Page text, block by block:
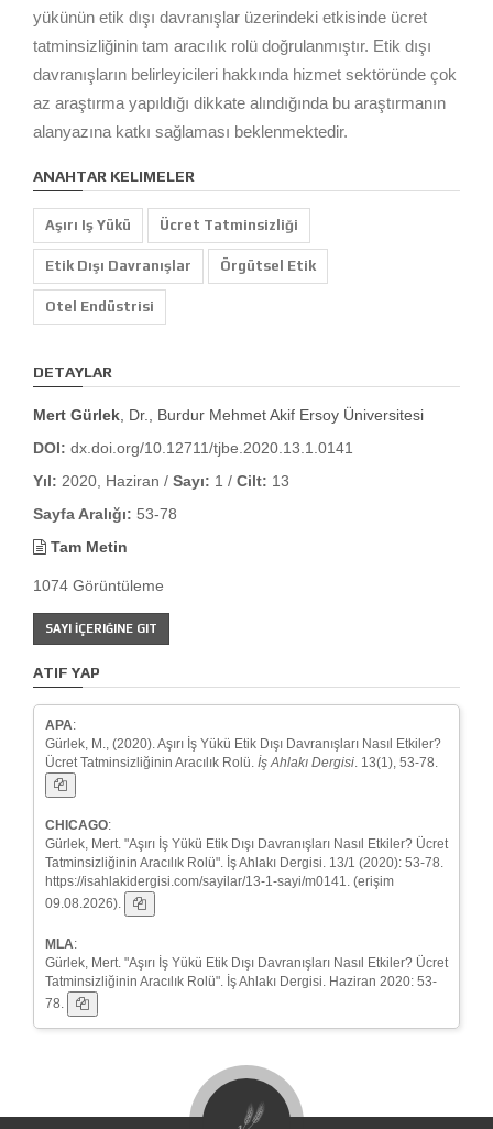
yükünün etik dışı davranışlar üzerindeki etkisinde ücret
tatminsizliğinin tam aracılık rolü doğrulanmıştır. Etik dışı
davranışların belirleyicileri hakkında hizmet sektöründe çok
az araştırma yapıldığı dikkate alındığında bu araştırmanın
alanyazına katkı sağlaması beklenmektedir.
ANAHTAR KELIMELER
Aşırı Iş Yükü Ücret Tatminsizliği
Etik Dışı Davranışlar Örgütsel Etik
Otel Endüstrisi
DETAYLAR
Mert Gürlek , Dr., Burdur Mehmet Akif Ersoy Üniversitesi
DOI: dx.doi.org/10.12711/tjbe.2020.13.1.0141
Yıl: 2020, Haziran / Sayı: 1 / Cilt: 13
Sayfa Aralığı: 53-78
Tam Metin
1074 Görüntüleme
SAYI İÇERIĞINE GIT
ATIF YAP
APA:
Gürlek, M., (2020). Aşırı İş Yükü Etik Dışı Davranışları Nasıl Etkiler?
Ücret Tatminsizliğinin Aracılık Rolü. İş Ahlakı Dergisi . 13(1), 53-78.
CHICAGO:
Gürlek, Mert. "Aşırı İş Yükü Etik Dışı Davranışları Nasıl Etkiler? Ücret
Tatminsizliğinin Aracılık Rolü". İş Ahlakı Dergisi. 13/1 (2020): 53-78.
https://isahlakidergisi.com/sayilar/13-1-sayi/m0141. (erişim
09.08.2026).
MLA:
Gürlek, Mert. "Aşırı İş Yükü Etik Dışı Davranışları Nasıl Etkiler? Ücret
Tatminsizliğinin Aracılık Rolü". İş Ahlakı Dergisi. Haziran 2020: 53-
78.